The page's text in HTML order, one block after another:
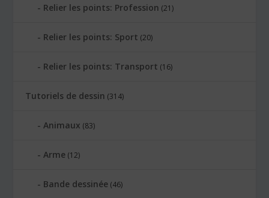
Relier les points: Profession (21)
Relier les points: Sport (20)
Relier les points: Transport (16)
Tutoriels de dessin (314)
Animaux (83)
Arme (12)
Bande dessinée (46)